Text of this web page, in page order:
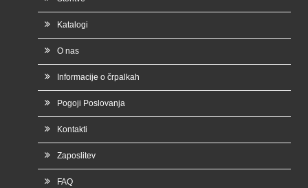
Katalogi
O nas
Informacije o črpalkah
Pogoji Poslovanja
Kontakti
Zaposlitev
FAQ